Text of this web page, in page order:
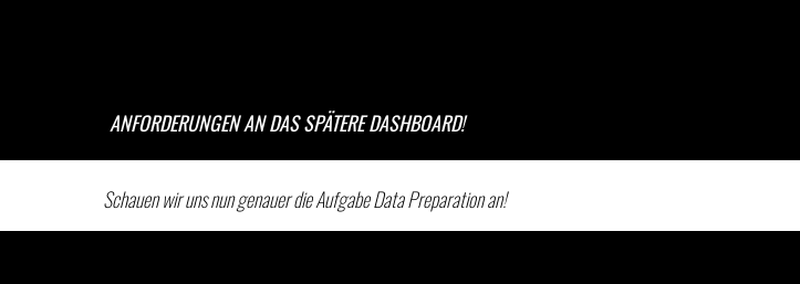
ANFORDERUNGEN AN DAS SPÄTERE DASHBOARD!
Schauen wir uns nun genauer die Aufgabe Data Preparation an!